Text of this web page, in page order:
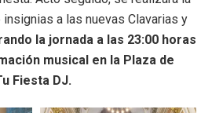
a las nuevas Clavarias y
la jornada a las 23:00 horas
musical en la Plaza de
Fiesta DJ.